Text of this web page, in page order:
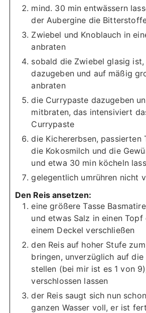
mind. 30 min entwässern
der Aubergine die
Zwiebel und Knoblauch in
anbraten
sobald die Zwiebel glasig
dazugeben und auf mäßig
anbraten
die Currypaste dazugeben
mitbraten, das intensiviert
Currypaste
die Kichererbsen, passierten
die Kokosmilch und die
und etwa 30 min köcheln
gelegentlich umrühren nicht
Den Reis ansetzen:
eine größere Tasse
und etwas Salz in einen
einem Deckel verschließen
den Reis auf hoher Stufe
bringen, unverzüglich auf
stellen (bei mir ist es 1 von
verschlossen lassen
der Reis saugt sich nun
ganzen Wasser voll, er ist